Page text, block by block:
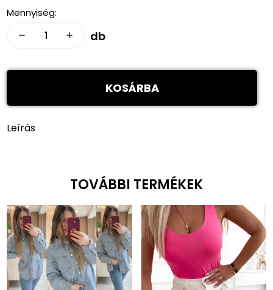
Mennyiség:
remove add db
KOSÁRBA
Leírás
TOVÁBBI TERMÉKEK